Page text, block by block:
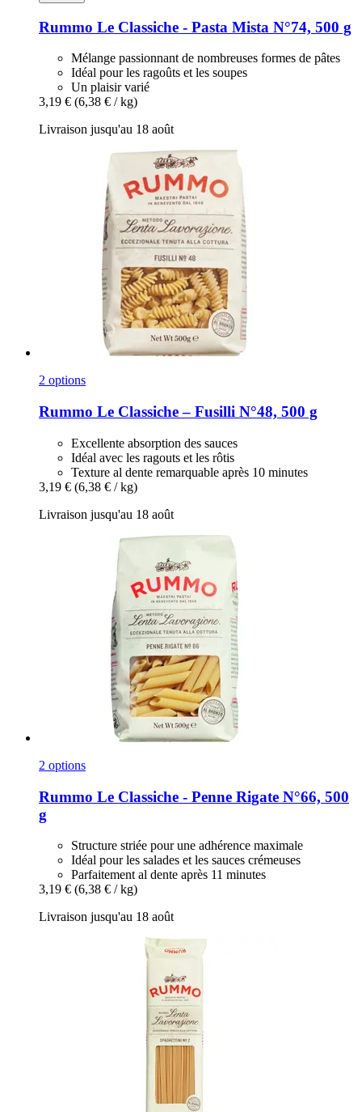
Rummo Le Classiche -​ Pasta Mista N°74, 500 g
Mélange passionnant de nombreuses formes de pâtes
Idéal pour les ragoûts et les soupes
Un plaisir varié
3,19 € (6,38 € / kg)
Livraison jusqu'au 18 août
2 options
Rummo Le Classiche – Fusilli N°48, 500 g
Excellente absorption des sauces
Idéal avec les ragouts et les rôtis
Texture al dente remarquable après 10 minutes
3,19 € (6,38 € / kg)
Livraison jusqu'au 18 août
2 options
Rummo Le Classiche -​ Penne Rigate N°66, 500
g
Structure striée pour une adhérence maximale
Idéal pour les salades et les sauces crémeuses
Parfaitement al dente après 11 minutes
3,19 € (6,38 € / kg)
Livraison jusqu'au 18 août